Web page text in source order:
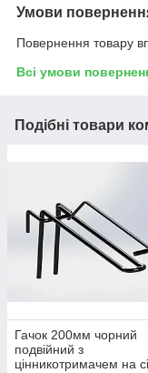
Умови
Повернення товару
Всі умови
Подібні товари
Гачок 200мм чорний
подвійний з
цінникотримачем на